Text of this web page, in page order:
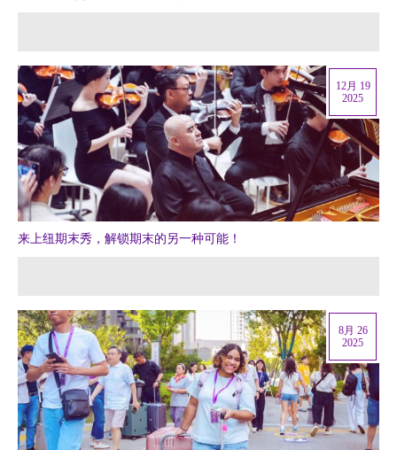
来上纽期末秀，解锁期末的另一种可能！
12月 19
2025
8月 26
2025